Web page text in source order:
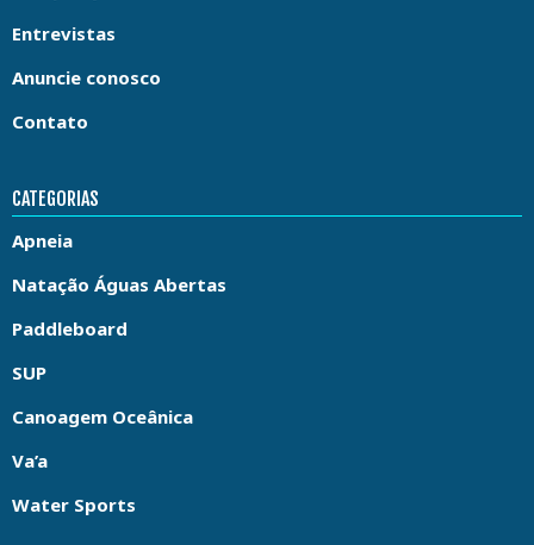
Entrevistas
Anuncie conosco
Contato
CATEGORIAS
Apneia
Natação Águas Abertas
Paddleboard
SUP
Canoagem Oceânica
Va’a
Water Sports